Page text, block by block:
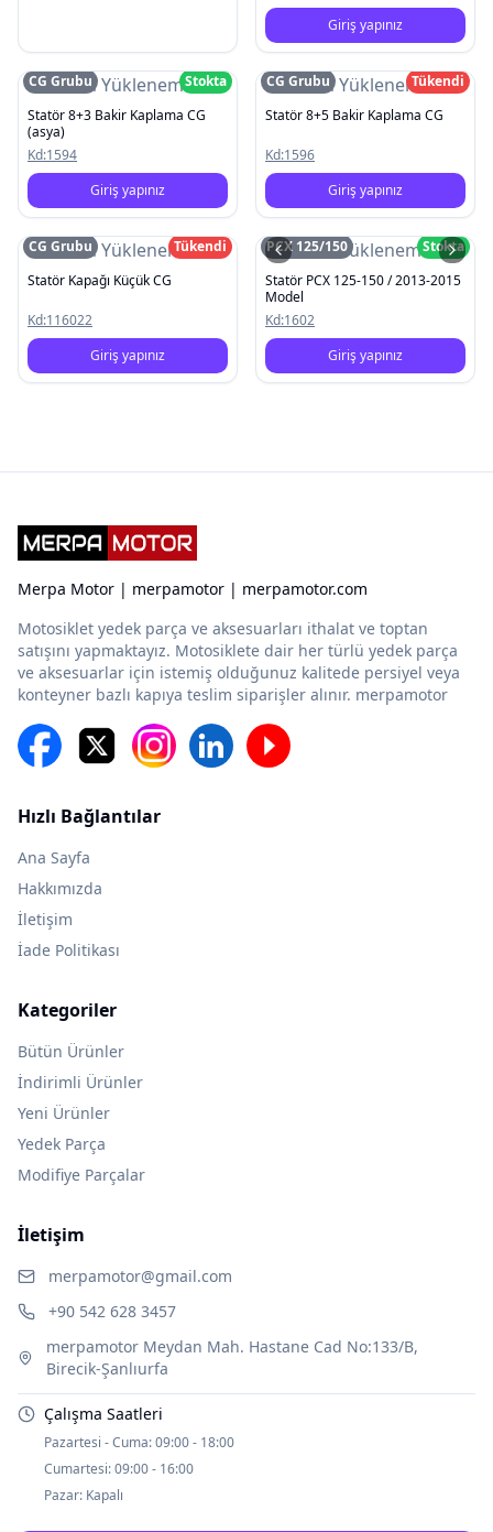
Giriş yapınız
Resim Yüklenemedi
CG Grubu
Stokta
Statör 8+3 Bakir Kaplama CG
(asya)
Kd:1594
Giriş yapınız
Resim Yüklenemedi
CG Grubu
Tükendi
Statör 8+5 Bakir Kaplama CG
Kd:1596
Giriş yapınız
Resim Yüklenemedi
CG Grubu
Tükendi
Statör Kapağı Küçük CG
Kd:116022
Giriş yapınız
Resim Yüklenemedi
PCX 125/150
Stokta
Statör PCX 125-150 / 2013-2015
Model
Kd:1602
Giriş yapınız
Merpa Motor | merpamotor | merpamotor.com
Motosiklet yedek parça ve aksesuarları ithalat ve toptan
satışını yapmaktayız. Motosiklete dair her türlü yedek parça
ve aksesuarlar için istemiş olduğunuz kalitede persiyel veya
konteyner bazlı kapıya teslim siparişler alınır. merpamotor
Hızlı Bağlantılar
Ana Sayfa
Hakkımızda
İletişim
İade Politikası
Kategoriler
Bütün Ürünler
İndirimli Ürünler
Yeni Ürünler
Yedek Parça
Modifiye Parçalar
İletişim
merpamotor@gmail.com
+90 542 628 3457
merpamotor Meydan Mah. Hastane Cad No:133/B,
Birecik-Şanlıurfa
Çalışma Saatleri
Pazartesi - Cuma:09:00 - 18:00
Cumartesi:09:00 - 16:00
Pazar: Kapalı